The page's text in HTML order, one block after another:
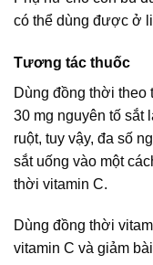
có thể dùng được ở
Tương tác thuốc
Dùng đồng thời theo
30 mg nguyên tố sắt
ruột, tuy vậy, đa số
sắt uống vào một
thời vitamin C.
Dùng đồng thời
vitamin C và giảm